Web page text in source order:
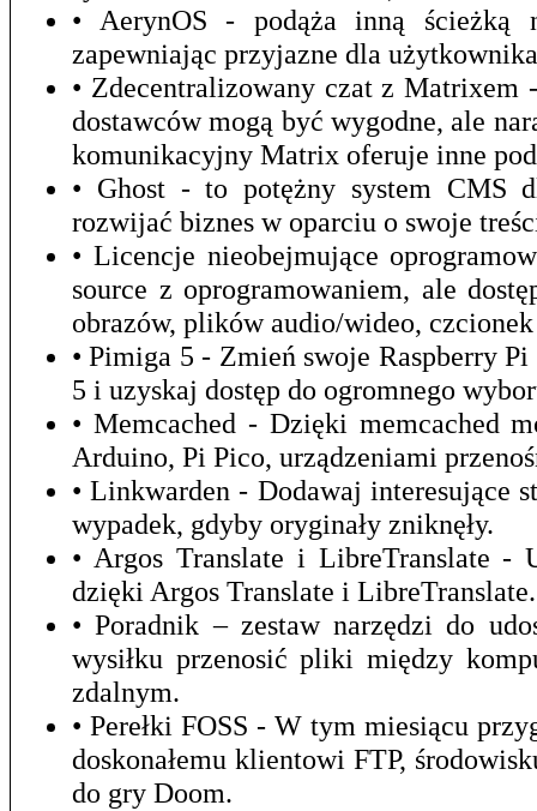
• AerynOS - podąża inną ścieżką
zapewniając przyjazne dla
• Zdecentralizowany czat z
dostawców mogą być wygodne, ale
komunikacyjny Matrix oferuje inne
• Ghost - to potężny system CMS
rozwijać biznes w oparciu o swoje
• Licencje nieobejmujące
source z oprogramowaniem, ale
obrazów, plików audio/wideo,
• Pimiga 5 - Zmień swoje Raspberry
5 i uzyskaj dostęp do ogromnego
• Memcached - Dzięki memcached
Arduino, Pi Pico, urządzeniami
• Linkwarden - Dodawaj interesujące
wypadek, gdyby oryginały zniknęły.
• Argos Translate i LibreTranslate -
dzięki Argos Translate i LibreTranslate.
• Poradnik – zestaw narzędzi do
wysiłku przenosić pliki między
zdalnym.
• Perełki FOSS - W tym miesiącu
doskonałemu klientowi FTP,
do gry Doom.